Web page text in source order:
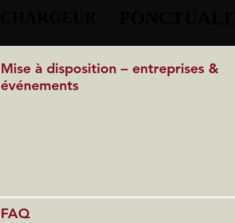
Mise à disposition – entreprises &
événements
FAQ